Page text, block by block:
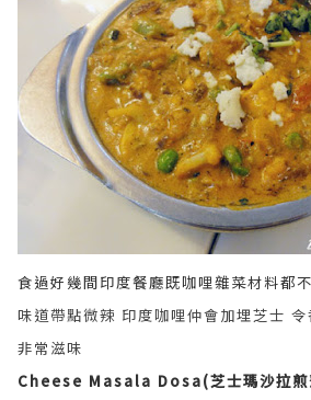
食過好幾間印度餐廳既咖哩雜菜材料都
味道帶點微辣 印度咖哩仲會加埋芝士
非常滋味
Cheese Masala Dosa(芝士瑪沙拉煎